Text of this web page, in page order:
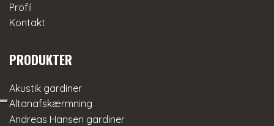
Profil
Kontakt
PRODUKTER
Akustik gardiner
Altanafskærmning
Andreas Hansen gardiner